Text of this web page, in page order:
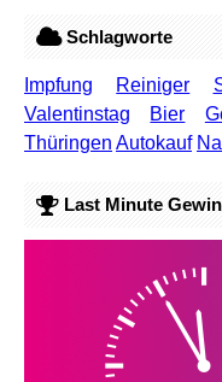
Schlagworte
Impfung Reiniger
Valentinstag
Bier
Thüringen Autokauf
Last Minute